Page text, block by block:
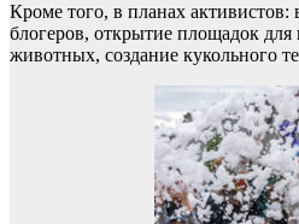
Кроме того, в планах активистов:
блогеров, открытие площадок
животных, создание кукольного